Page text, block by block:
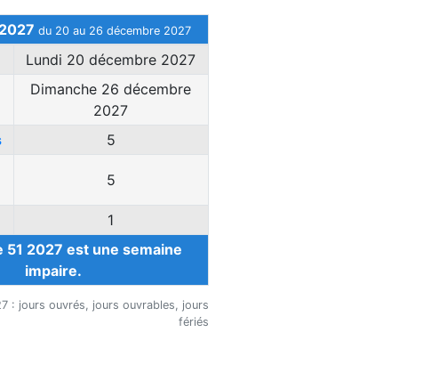
: jours ouvrés, jours ouvrables, jours
fériés
du 20 au 26 décembre 2027
Lundi 20 décembre 2027
Dimanche 26 décembre
2027
5
5
1
51 2027 est une semaine
impaire.